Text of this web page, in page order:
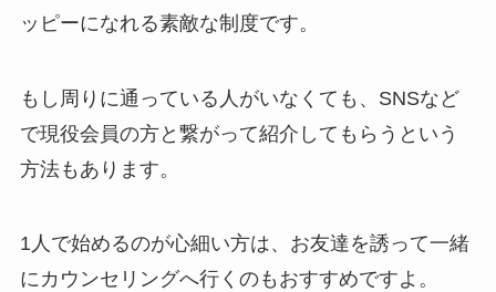
ッピーになれる素敵な制度です。
もし周りに通っている人がいなくても、SNSなど
で現役会員の方と繋がって紹介してもらうという
方法もあります。
1人で始めるのが心細い方は、お友達を誘って一緒
にカウンセリングへ行くのもおすすめですよ。